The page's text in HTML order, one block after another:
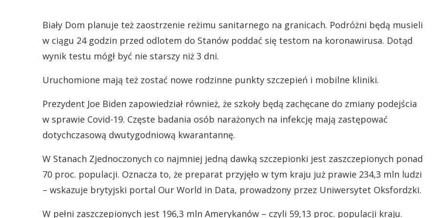
Biały Dom planuje też zaostrzenie reżimu sanitarnego na granicach. Podróżni będą musieli
w ciągu 24 godzin przed odlotem do Stanów poddać się testom na koronawirusa. Dotąd
wynik testu mógł być nie starszy niż 3 dni.
Uruchomione mają też zostać nowe rodzinne punkty szczepień i mobilne kliniki.
Prezydent Joe Biden zapowiedział również, że szkoły będą zachęcane do zmiany podejścia
w sprawie Covid-19. Częste badania osób narażonych na infekcję mają zastępować
dotychczasową dwutygodniową kwarantannę.
W Stanach Zjednoczonych co najmniej jedną dawką szczepionki jest zaszczepionych ponad
70 proc. populacji. Oznacza to, że preparat przyjęło w tym kraju już prawie 234,3 mln ludzi
– wskazuje brytyjski portal Our World in Data, prowadzony przez Uniwersytet Oksfordzki.
W pełni zaszczepionych jest 196,3 mln Amerykanów – czyli 59,13 proc. populacji kraju.